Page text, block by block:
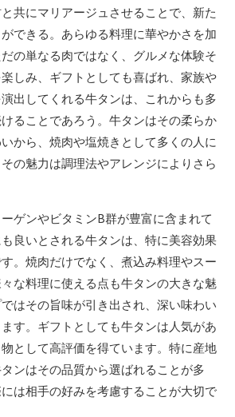
共にマリアージュさせることで、新た
できる。あらゆる料理に華やかさを加
の単なる肉ではなく、グルメな体験そ
しみ、ギフトとしても喜ばれ、家族や
出してくれる牛タンは、これからも多
ることであろう。牛タンはその柔らか
から、焼肉や塩焼きとして多くの人に
の魅力は調理法やアレンジによりさら
ゲンやビタミンB群が豊富に含まれて
良いとされる牛タンは、特に美容効果
。焼肉だけでなく、煮込み料理やスー
な料理に使える点も牛タンの大きな魅
はその旨味が引き出され、深い味わい
す。ギフトとしても牛タンは人気があ
として高評価を得ています。特に産地
ンはその品質から選ばれることが多
は相手の好みを考慮することが大切で